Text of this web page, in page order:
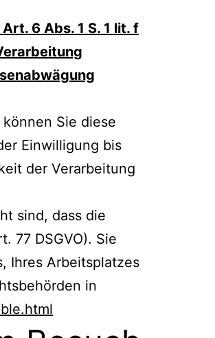
6 Abs. 1 S. 1 lit. f
Sie diese
Einwilligung bis
der Verarbeitung
sind, dass die
77 DSGVO). Sie
Ihres Arbeitsplatzes
in